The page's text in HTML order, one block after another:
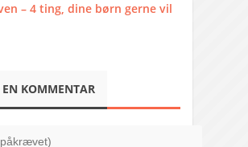
– 4 ting, dine børn gerne vil
EN KOMMENTAR